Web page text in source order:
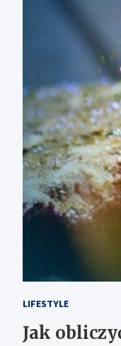
LIFESTYLE
Jak